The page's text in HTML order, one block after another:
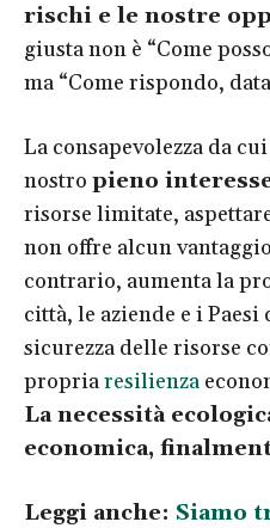
rischi e le nostre
giusta non è “Come
ma “Come rispondo,
La consapevolezza da
nostro pieno
risorse limitate,
non offre alcun
contrario, aumenta la
città, le aziende e i
sicurezza delle risorse
propriaresilienza
La necessità
economica,
Leggi anche: Siamo